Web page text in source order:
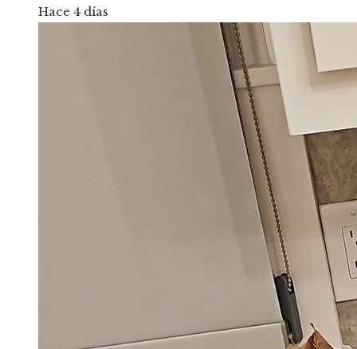
Hace 4 días